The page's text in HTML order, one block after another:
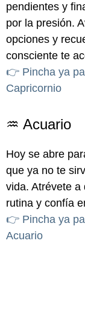
pendientes y
por la presión.
opciones y
consciente te
👉 Pincha ya
Capricornio
♒ Acuario
Hoy se abre
que ya no te
vida. Atrévete a
rutina y confía
👉 Pincha ya
Acuario